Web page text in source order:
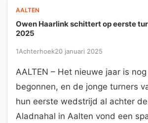
AALTEN
Owen Haarlink schittert op eerste
2025
1Achterhoek20 januari 2025
AALTEN – Het nieuwe jaar is
begonnen, en de jonge turners
hun eerste wedstrijd al achter
Aladnahal in Aalten vond een